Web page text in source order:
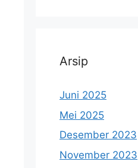
Arsip
Juni 2025
Mei 2025
Desember 2023
November 2023